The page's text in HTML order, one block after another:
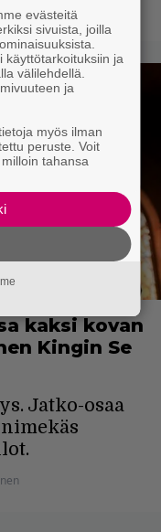
kaksi kovan
Kingin Se
Jatko-osaa
evästeitä
sivuista, joilla
käyttötarkoituksiin ja
välilehdellä.
ja
myös ilman
peruste. Voit
tahansa